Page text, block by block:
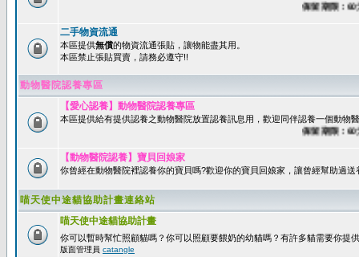
保留期限：60天後
二手物資流通
本區提供無償的物資流通張貼，讓物能盡其用。
本區禁止張貼買賣，請務必遵守!!
動物醫院認養專區
【愛心認養】動物醫院認養專區
本區提供給有提供認養之動物醫院放置認養訊息用，歡迎同伴認養一個動物
保留期限：60天後
【動物醫院認養】寶貝回娘家
你曾經在動物醫院裡認養你的寶貝嗎?歡迎你的寶貝回娘家，讓曾經幫助過
喵天使中途貓協助計畫連絡站
喵天使中途貓協助計畫
你可以暫時幫忙照顧貓嗎？你可以照顧要餵奶的幼貓嗎？有許多貓需要你提
版面管理員 catangle